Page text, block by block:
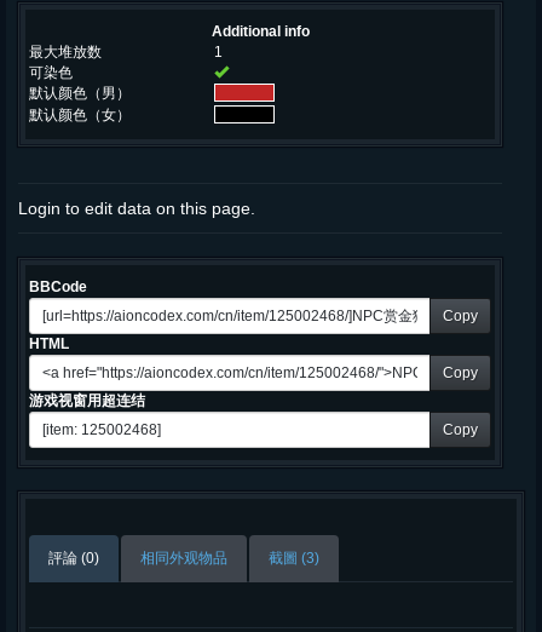
Additional info
最大堆放数
1
可染色
默认颜色（男）
默认颜色（女）
Login to edit data on this page.
BBCode
Copy
HTML
Copy
游戏视窗用超连结
Copy
評論 (0) 相同外观物品 截圖 (3)